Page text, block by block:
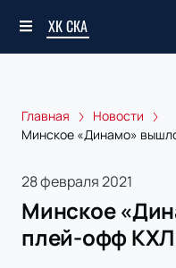
ХК СКА
Главная
Новости
Минское «Динамо»
28 февраля 2021
Минское
плей-офф КХЛ